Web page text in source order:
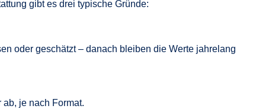
gibt es drei typische Gründe:
oder geschätzt – danach bleiben die Werte jahrelang
je nach Format.